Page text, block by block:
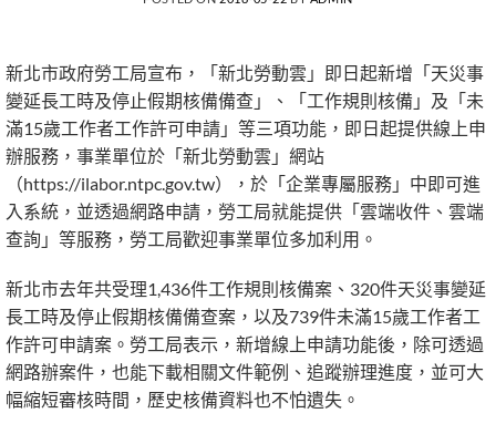
新北市政府勞工局宣布，「新北勞動雲」即日起新增「天災事
變延長工時及停止假期核備備查」、「工作規則核備」及「未
滿15歲工作者工作許可申請」等三項功能，即日起提供線上申
辦服務，事業單位於「新北勞動雲」網站
（https://ilabor.ntpc.gov.tw），於「企業專屬服務」中即可進
入系統，並透過網路申請，勞工局就能提供「雲端收件、雲端
查詢」等服務，勞工局歡迎事業單位多加利用。
新北市去年共受理1,436件工作規則核備案、320件天災事變延
長工時及停止假期核備備查案，以及739件未滿15歲工作者工
作許可申請案。勞工局表示，新增線上申請功能後，除可透過
網路辦案件，也能下載相關文件範例、追蹤辦理進度，並可大
幅縮短審核時間，歷史核備資料也不怕遺失。